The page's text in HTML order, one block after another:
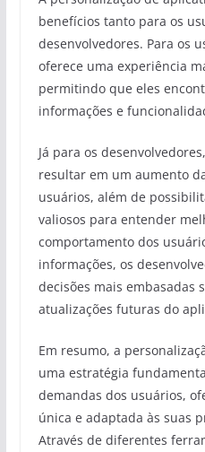
benefícios tanto para os
desenvolvedores. Para os
oferece uma experiência
permitindo que eles
informações e
Já para os
resultar em um aumento
usuários, além de
valiosos para entender
comportamento dos
informações, os
decisões mais embasadas
atualizações futuras do
Em resumo, a
uma estratégia
demandas dos usuários,
única e adaptada às suas
Através de diferentes